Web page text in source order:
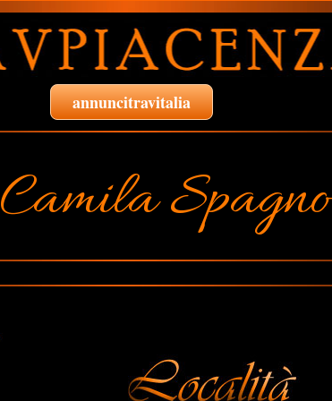
annuncitravitalia
Camila